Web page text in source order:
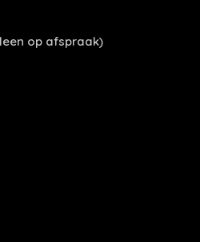
op afspraak)